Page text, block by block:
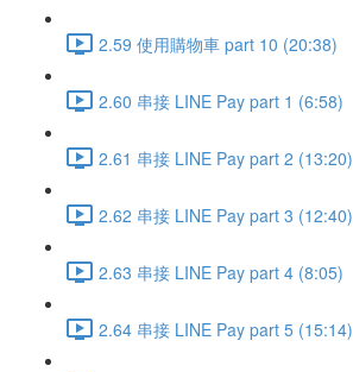
2.59 使用購物車 part 10 (20:38)
2.60 串接 LINE Pay part 1 (6:58)
2.61 串接 LINE Pay part 2 (13:20)
2.62 串接 LINE Pay part 3 (12:40)
2.63 串接 LINE Pay part 4 (8:05)
2.64 串接 LINE Pay part 5 (15:14)